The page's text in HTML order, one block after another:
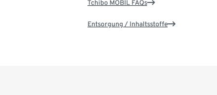
Tchibo MOBIL FAQs
Entsorgung / Inhaltsstoffe